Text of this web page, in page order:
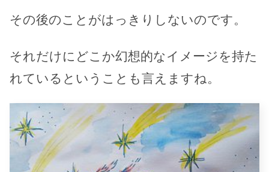
その後のことがはっきりしないのです。
それだけにどこか幻想的なイメージを持た
れているということも言えますね。